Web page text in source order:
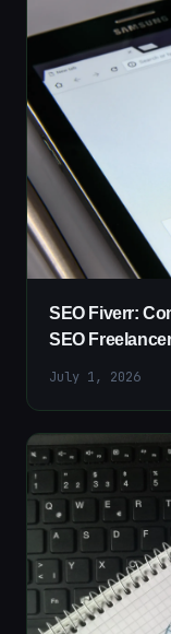
SEO Fiverr:
SEO
July 1, 2026